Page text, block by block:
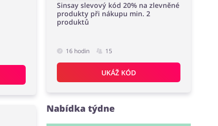
Sinsay slevový kód 20% na zlevněné
produkty při nákupu min. 2
produktů
16 hodin 15
UKÁŽ KÓD
Nabídka týdne